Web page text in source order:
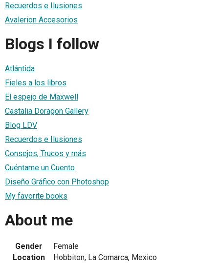
Recuerdos e Ilusiones
Avalerion Accesorios
Blogs I follow
Atlántida
Fieles a los libros
El espejo de Maxwell
Castalia Doragon Gallery
Blog LDV
Recuerdos e Ilusiones
Consejos, Trucos y más
Cuéntame un Cuento
Diseño Gráfico con Photoshop
My favorite books
About me
Gender
Female
Location
Hobbiton, La Comarca, Mexico